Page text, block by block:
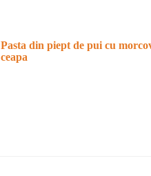
Pasta din piept de pui cu
ceapa